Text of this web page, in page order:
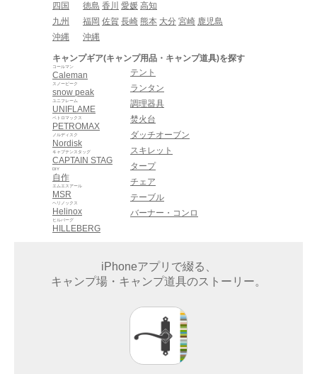
四国
徳島 香川 愛媛 高知
九州
福岡 佐賀 長崎 熊本 大分 宮崎 鹿児島
沖縄
沖縄
キャンプギア(キャンプ用品・キャンプ道具)を探す
Caleman
コールマン
snow peak
スノーピーク
UNIFLAME
ユニフレーム
PETROMAX
ペトロマックス
Nordisk
ノルディスク
CAPTAIN STAG
キャプテンスタッグ
自作
DIY
MSR
エムエスアール
Helinox
ヘリノックス
HILLEBERG
ヒルバーグ
テント
ランタン
調理器具
焚火台
ダッチオーブン
スキレット
タープ
チェア
テーブル
バーナー・コンロ
iPhoneアプリで綴る、
キャンプ場・キャンプ道具のストーリー。